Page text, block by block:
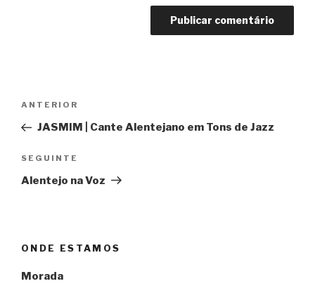
artigos
Conteúdo
anterior
ANTERIOR
JASMIM | Cante Alentejano em Tons de Jazz
Conteúdo
seguinte
SEGUINTE
Alentejo na Voz
ONDE ESTAMOS
Morada